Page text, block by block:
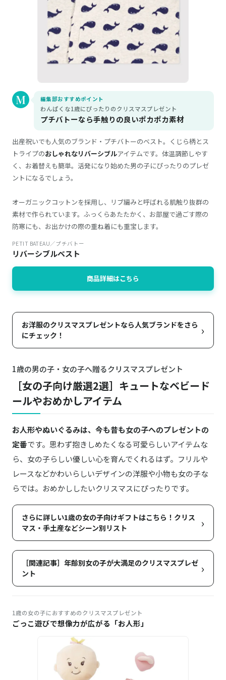
編集部おすすめポイント
わんぱくな1歳にぴったりのクリスマスプレゼント
プチバトーなら手触りの良いポカポカ素材
出産祝いでも人気のブランド・プチバトーのベスト。くじら柄とス
トライプのおしゃれなリバーシブルアイテムです。体温調節しやす
く、お着替えも簡単。活発になり始めた男の子にぴったりのプレゼ
ントになるでしょう。
オーガニックコットンを採用し、リブ編みと呼ばれる肌触り抜群の
素材で作られています。ふっくらあたたかく、お部屋で過ごす際の
防寒にも、お出かけの際の重ね着にも重宝します。
PETIT BATEAU／プチバトー
リバーシブルベスト
商品詳細はこちら
お洋服のクリスマスプレゼントなら人気ブランドをさら
にチェック！
›
1歳の男の子・女の子へ贈るクリスマスプレゼント
［女の子向け厳選2選］キュートなベビード
ールやおめかしアイテム
お人形やぬいぐるみは、今も昔も女の子へのプレゼントの
定番です。思わず抱きしめたくなる可愛らしいアイテムな
ら、女の子らしい優しい心を育んでくれるはず。フリルや
レースなどかわいらしいデザインの洋服や小物も女の子な
らでは。おめかししたいクリスマスにぴったりです。
さらに詳しい1歳の女の子向けギフトはこちら！クリス
マス・手土産などシーン別リスト
›
［関連記事］年齢別女の子が大満足のクリスマスプレゼ
ント
›
1歳の女の子におすすめのクリスマスプレゼント
ごっこ遊びで想像力が広がる「お人形」